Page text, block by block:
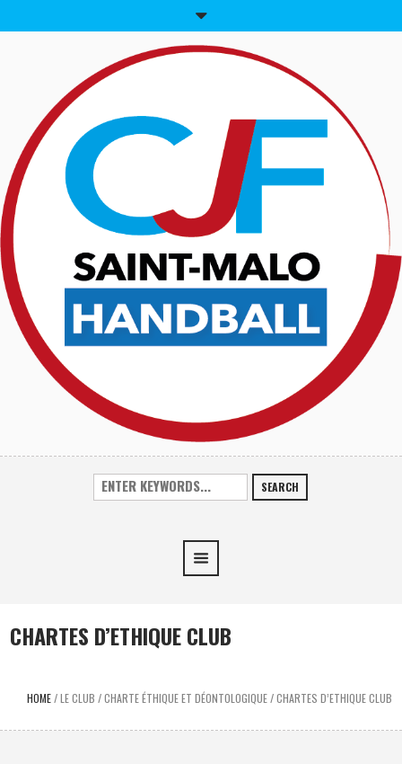
SEARCH
CHARTES D’ETHIQUE CLUB
HOME/LE CLUB /CHARTE ÉTHIQUE ET DÉONTOLOGIQUE/CHARTES D’ETHIQUE CLUB